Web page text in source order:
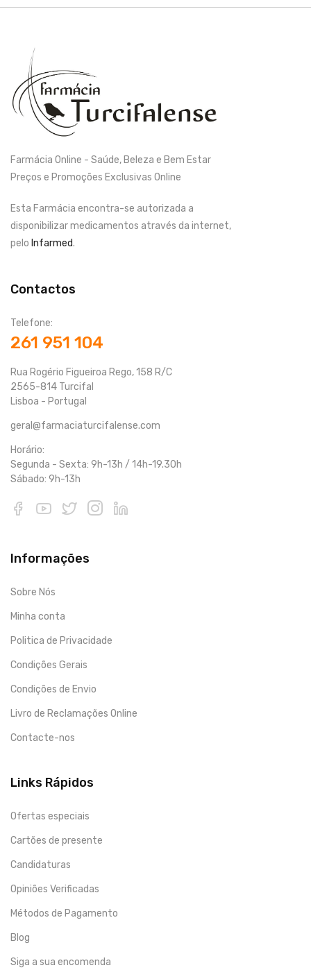
Farmácia Online - Saúde, Beleza e Bem Estar
Preços e Promoções Exclusivas Online
Esta Farmácia encontra-se autorizada a
disponibilizar medicamentos através da internet,
pelo Infarmed.
Contactos
Telefone:
261 951 104
Rua Rogério Figueiroa Rego, 158 R/C
2565-814 Turcifal
Lisboa - Portugal
geral@farmaciaturcifalense.com
Horário:
Segunda - Sexta: 9h-13h / 14h-19.30h
Sábado: 9h-13h
Informações
Sobre Nós
Minha conta
Politica de Privacidade
Condições Gerais
Condições de Envio
Livro de Reclamações Online
Contacte-nos
Links Rápidos
Ofertas especiais
Cartões de presente
Candidaturas
Opiniões Verificadas
Métodos de Pagamento
Blog
Siga a sua encomenda